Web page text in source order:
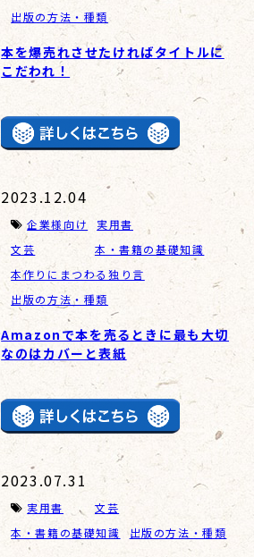
出版の方法・種類
本を爆売れさせたければタイトルに
こだわれ！
2023.12.04
企業様向け
実用書
文芸
本・書籍の基礎知識
本作りにまつわる独り言
出版の方法・種類
Amazonで本を売るときに最も大切
なのはカバーと表紙
2023.07.31
実用書
文芸
本・書籍の基礎知識
出版の方法・種類